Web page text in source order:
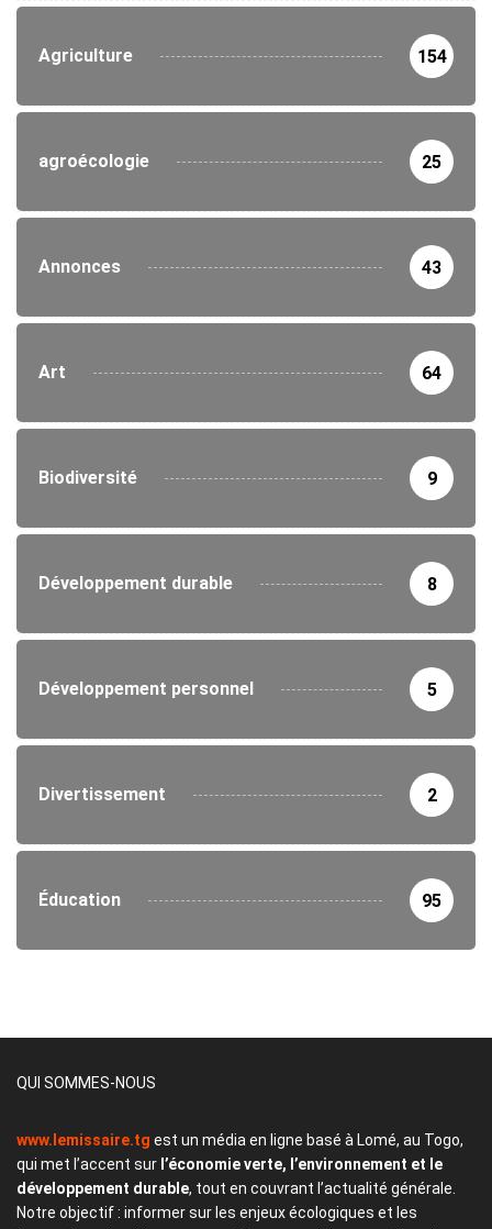
Agriculture 154
agroécologie 25
Annonces 43
Art 64
Biodiversité 9
Développement durable 8
Développement personnel 5
Divertissement 2
Éducation 95
QUI SOMMES-NOUS
www.lemissaire.tg est un média en ligne basé à Lomé, au Togo,
qui met l’accent sur l’économie verte, l’environnement et le
développement durable, tout en couvrant l’actualité générale.
Notre objectif : informer sur les enjeux écologiques et les